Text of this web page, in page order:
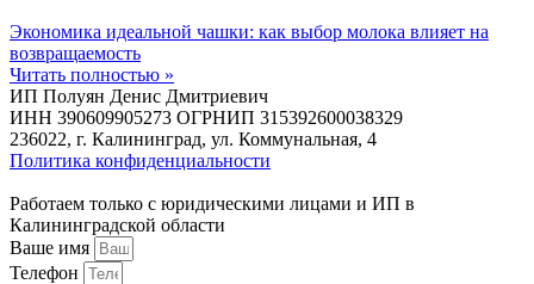
Экономика идеальной чашки: как выбор молока влияет на
возвращаемость
Читать полностью »
ИП Полуян Денис Дмитриевич
ИНН 390609905273 ОГРНИП 315392600038329
236022, г. Калининград, ул. Коммунальная, 4
Политика конфиденциальности
Работаем только с юридическими лицами и ИП в
Калининградской области
Ваше имя
Телефон